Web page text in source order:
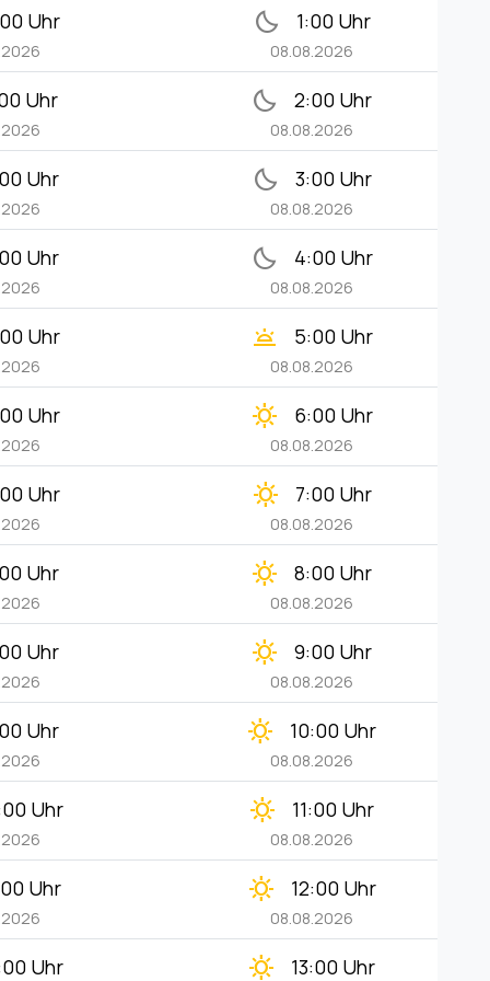
Uhr bedtime 1:00 Uhr
08.08.2026
Uhr bedtime 2:00 Uhr
08.08.2026
Uhr bedtime 3:00 Uhr
08.08.2026
Uhr bedtime 4:00 Uhr
08.08.2026
Uhr wb_twilight 5:00 Uhr
08.08.2026
Uhr clear_day 6:00 Uhr
08.08.2026
Uhr clear_day 7:00 Uhr
08.08.2026
Uhr clear_day 8:00 Uhr
08.08.2026
Uhr clear_day 9:00 Uhr
08.08.2026
Uhr clear_day 10:00 Uhr
08.08.2026
Uhr clear_day 11:00 Uhr
08.08.2026
Uhr clear_day 12:00 Uhr
08.08.2026
Uhr clear_day 13:00 Uhr